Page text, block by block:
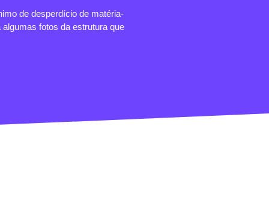
de desperdício de matéria-
fotos da estrutura que